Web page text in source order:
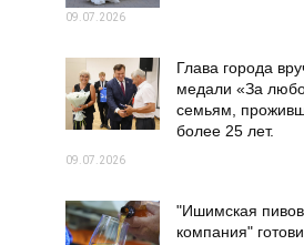
09.07.2026
Глава города
медали «За
семьям,
более 25 лет.
09.07.2026
"Ишимская
компания"